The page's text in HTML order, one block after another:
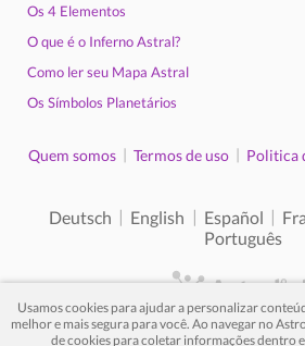
Os 4 Elementos
O que é o Inferno Astral?
Como ler seu Mapa Astral
Os Símbolos Planetários
Quem somos | Termos de uso | Politica
Deutsch | English | Español |
Português
© 2012 - 2026. Todos os direitos
Usamos cookies para ajudar a personalizar
melhor e mais segura para você. Ao navegar no
de cookies para coletar informações dentro